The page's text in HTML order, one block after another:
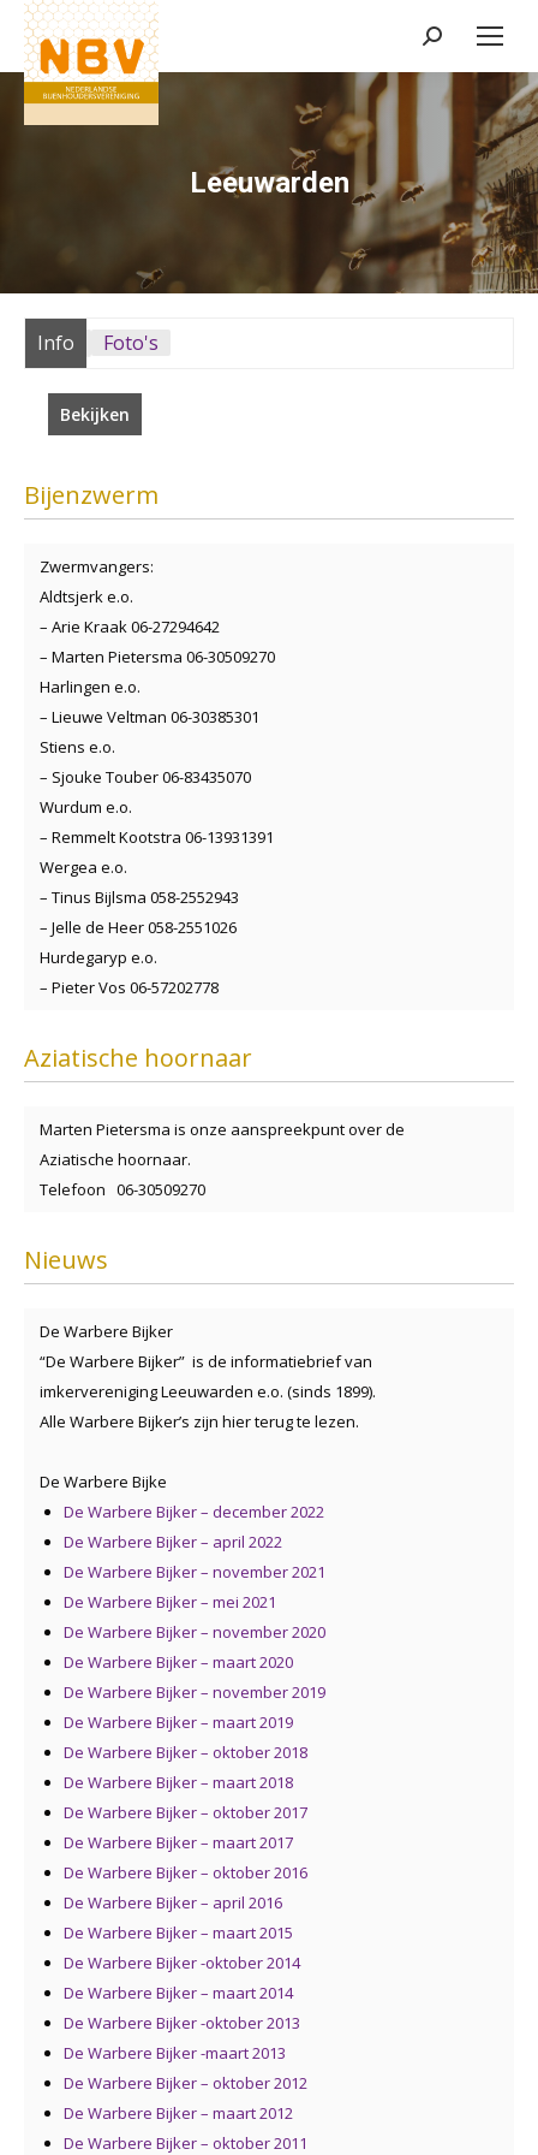
Zoeken:
Leeuwarden
Info Foto's
Bekijken
Bijenzwerm
Zwermvangers:
Aldtsjerk e.o.
– Arie Kraak 06-27294642
– Marten Pietersma 06-30509270
Harlingen e.o.
– Lieuwe Veltman 06-30385301
Stiens e.o.
– Sjouke Touber 06-83435070
Wurdum e.o.
– Remmelt Kootstra 06-13931391
Wergea e.o.
– Tinus Bijlsma 058-2552943
– Jelle de Heer 058-2551026
Hurdegaryp e.o.
– Pieter Vos 06-57202778
Aziatische hoornaar
Marten Pietersma is onze aanspreekpunt over de
Aziatische hoornaar.
Telefoon 06-30509270
Nieuws
De Warbere Bijker
“De Warbere Bijker” is de informatiebrief van
imkervereniging Leeuwarden e.o. (sinds 1899).
Alle Warbere Bijker’s zijn hier terug te lezen.
De Warbere Bijke
De Warbere Bijker – december 2022
De Warbere Bijker – april 2022
De Warbere Bijker – november 2021
De Warbere Bijker – mei 2021
De Warbere Bijker – november 2020
De Warbere Bijker – maart 2020
De Warbere Bijker – november 2019
De Warbere Bijker – maart 2019
De Warbere Bijker – oktober 2018
De Warbere Bijker – maart 2018
De Warbere Bijker – oktober 2017
De Warbere Bijker – maart 2017
De Warbere Bijker – oktober 2016
De Warbere Bijker – april 2016
De Warbere Bijker – maart 2015
De Warbere Bijker -oktober 2014
De Warbere Bijker – maart 2014
De Warbere Bijker -oktober 2013
De Warbere Bijker -maart 2013
De Warbere Bijker – oktober 2012
De Warbere Bijker – maart 2012
De Warbere Bijker – oktober 2011